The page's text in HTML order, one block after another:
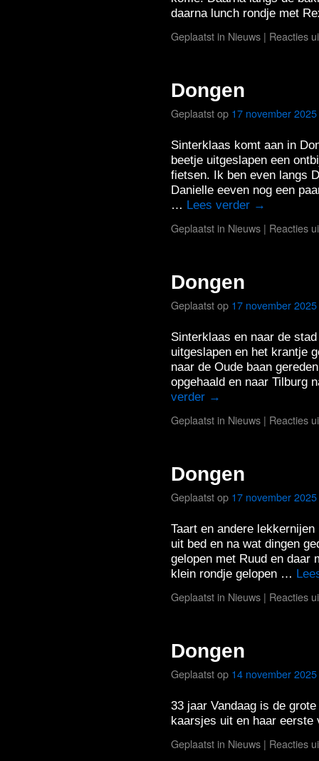
daarna lunch rondje met
Geplaatst in Nieuws | Reacties
Dongen
Geplaatst op 17 november 2025
Sinterklaas komt aan in
beetje uitgeslapen een
fietsen. Ik ben even langs
Danielle eeven nog een
… Lees verder →
Geplaatst in Nieuws | Reacties
Dongen
Geplaatst op 17 november 2025
Sinterklaas en naar de
uitgeslapen en het krantje
naar de Oude baan
opgehaald en naar Tilburg
verder →
Geplaatst in Nieuws | Reacties
Dongen
Geplaatst op 17 november 2025
Taart en andere
uit bed en na wat dingen
gelopen met Ruud en daar
klein rondje gelopen …
Geplaatst in Nieuws | Reacties
Dongen
Geplaatst op 14 november 2025
33 jaar Vandaag is de
kaarsjes uit en haar eerste
Geplaatst in Nieuws | Reacties